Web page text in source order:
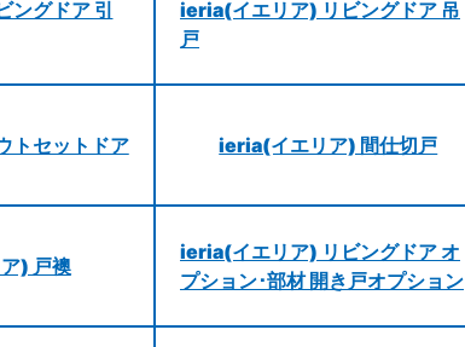
ングドア 引
ieria(イエリア) リビングドア 吊
戸
トセットドア ieria(イエリア) 間仕切戸
) 戸襖
ieria(イエリア) リビングドア オ
プション･部材 開き戸オプション